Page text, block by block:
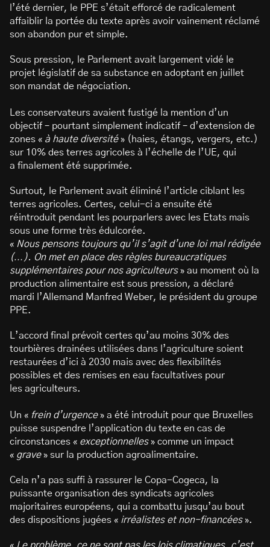
l’été dernier, le PPE s’était efforcé de radicalement
affaiblir la portée du texte après avoir vainement réclamé
son abandon pur et simple.
Sous pression, le Parlement avait largement vidé le
projet législatif de sa substance en adoptant en juillet
son mandat de négociation.
Les conservateurs avaient fustigé la mention d’un
objectif – pourtant simplement indicatif – d’extension de
zones « à haute diversité» (haies, étangs, vergers, etc.)
sur 10% des terres agricoles à l’échelle de l’UE, qui
a finalement été supprimée.
Surtout, le Parlement avait éliminé l’article ciblant les
terres agricoles. Certes, celui-ci a ensuite été
réintroduit pendant les pourparlers avec les Etats mais
sous une forme très édulcorée.
« Nous pensons toujours qu’il s’agit d’une loi mal rédigée
(…). On met en place des règles bureaucratiques
supplémentaires pour nos agriculteurs» au moment où la
production alimentaire est sous pression, a déclaré
mardi l’Allemand Manfred Weber, le président du groupe
PPE.
L’accord final prévoit certes qu’au moins 30% des
tourbières drainées utilisées dans l’agriculture soient
restaurées d’ici à 2030 mais avec des flexibilités
possibles et des remises en eau facultatives pour
les agriculteurs.
Un « frein d’urgence» a été introduit pour que Bruxelles
puisse suspendre l’application du texte en cas de
circonstances « exceptionnelles» comme un impact
« grave» sur la production agroalimentaire.
Cela n’a pas suffi à rassurer le Copa-Cogeca, la
puissante organisation des syndicats agricoles
majoritaires européens, qui a combattu jusqu’au bout
des dispositions jugées « irréalistes et non-financées».